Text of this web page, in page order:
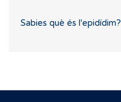
Sabies què és l'epidídim?